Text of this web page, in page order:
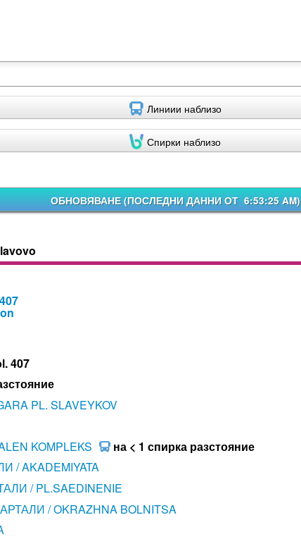
Линиии наблизо
Спирки наблизо
ОБНОВЯВАНЕ (ПОСЛЕДНИ ДАННИ ОТ 6:53:25 AM)
407
PL. SLAVEYKOV
KOMPLEKS
на < 1 спирка разстояние
AKADEMIYATA
/ PL.SAEDINENIE
/ OKRAZHNA BOLNITSA